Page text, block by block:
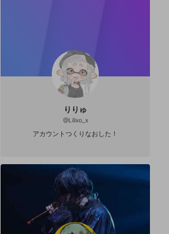
りりゅ
@Lilixo_x
アカウントつくりなおした！